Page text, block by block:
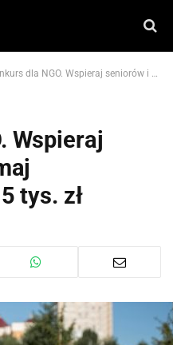
dla NGO. Wspieraj seniorów i otrzymaj finansowanie do 5 tys. zł
Wspieraj
tys. zł